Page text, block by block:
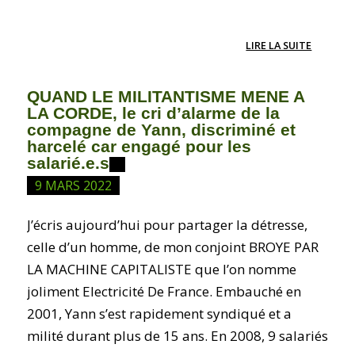
LIRE LA SUITE
QUAND LE MILITANTISME MENE A
LA CORDE, le cri d’alarme de la
compagne de Yann, discriminé et
harcelé car engagé pour les
salarié.e.s
9 MARS 2022
J’écris aujourd’hui pour partager la détresse,
celle d’un homme, de mon conjoint BROYE PAR
LA MACHINE CAPITALISTE que l’on nomme
joliment Electricité De France. Embauché en
2001, Yann s’est rapidement syndiqué et a
milité durant plus de 15 ans. En 2008, 9 salariés